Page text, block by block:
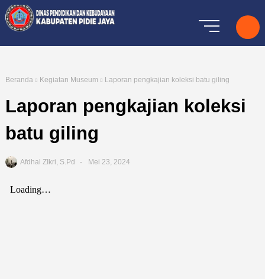
Beranda Kegiatan Museum Laporan pengkajian koleksi batu giling
Laporan pengkajian koleksi
batu giling
Afdhal ZIkri, S.Pd Mei 23, 2024